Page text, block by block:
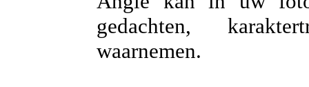
gedachten,
waarnemen.